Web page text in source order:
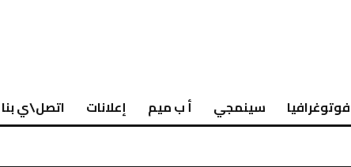
فوتوغرافيا سينمجي أ ب ميم إعلانات اتصل\ي بنا